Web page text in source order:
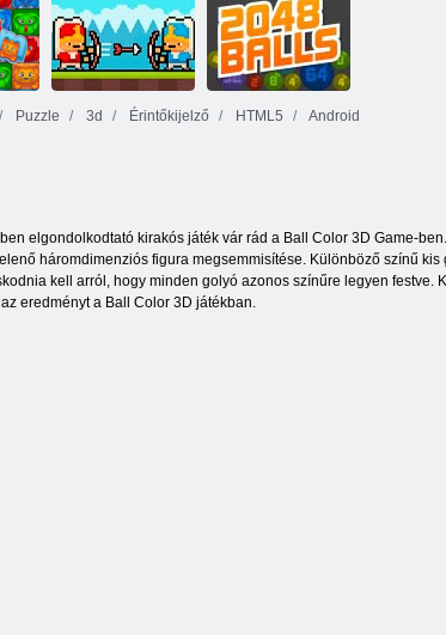
Cookie Crush 3 Kerti mesék
Puzzle 3d Érintőkijelző HTML5 Android
elgondolkodtató kirakós játék vár rád a Ball Color 3D Game-
háromdimenziós figura megsemmisítése. Különböző színű
kell arról, hogy minden golyó azonos színűre legyen festve.
eredményt a Ball Color 3D játékban.